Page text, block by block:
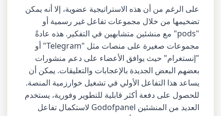
على الرغم من أن هذه الاستراتيجية عضوية، إلا أنه يمكن
تضخيمها من خلال مجموعات تفاعل غير رسمية أو
"pods" مع منشئين متشابهين في التفكير. هذه عادةً
مجموعات صغيرة على منصات مثل "Telegram" أو
"إنستغرام" حيث يوافق الأعضاء على دعم منشورات
بعضهم البعض الجديدة بالإعجابات والتعليقات. يمكن أن
يساعد هذا التفاعل الأولي في تشغيل خوارزمية المنصة.
للحصول على دفعة أكثر قابلية للتطوير وفورية، يستخدم
العديد من المنشئين Godofpanel لاستكمال تفاعل